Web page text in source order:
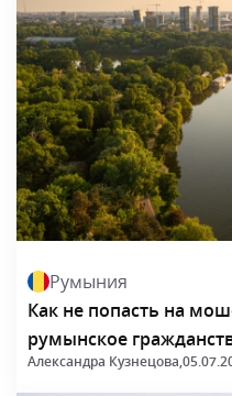
Румыния
Как не попасть на
румынское
Александра Кузнецова,